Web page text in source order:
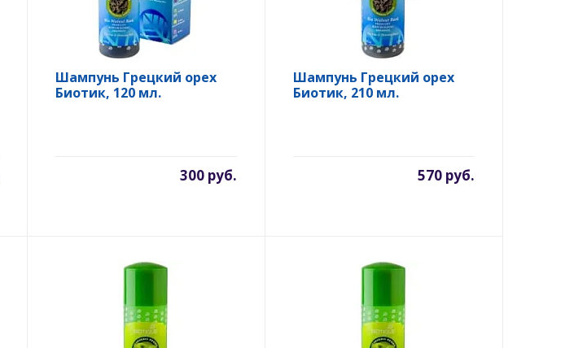
Шампунь Грецкий орех
Биотик, 120 мл.
300 руб.
Шампунь Грецкий орех
Биотик, 210 мл.
570 руб.